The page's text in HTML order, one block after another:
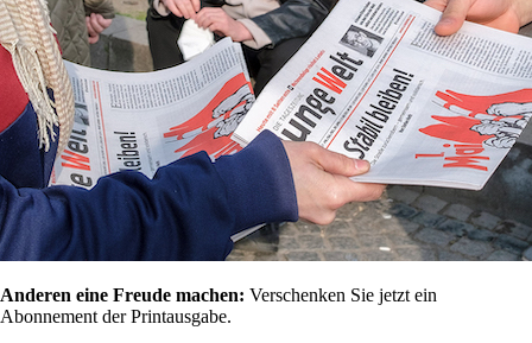
Anderen eine Freude machen: Verschenken Sie jetzt ein
Abonnement der Printausgabe.